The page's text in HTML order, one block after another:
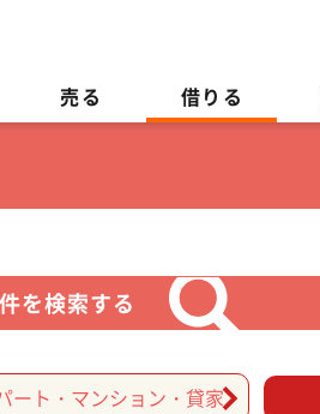
売る 借りる
を検索する
ート・マンション・貸家